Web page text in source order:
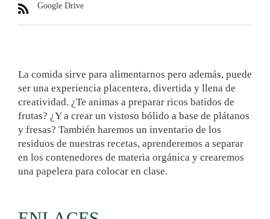
Google Drive
La comida sirve para alimentarnos pero además, puede
ser una experiencia placentera, divertida y llena de
creatividad. ¿Te animas a preparar ricos batidos de
frutas? ¿Y a crear un vistoso bólido a base de plátanos
y fresas? También haremos un inventario de los
residuos de nuestras recetas, aprenderemos a separar
en los contenedores de materia orgánica y crearemos
una papelera para colocar en clase.